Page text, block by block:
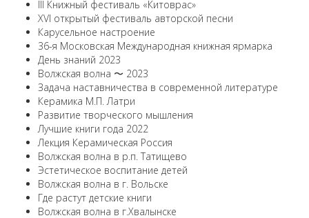
III Книжный фестиваль «Китоврас»
ХVI открытый фестиваль авторской песни
Карусельное настроение
36-я Московская Международная книжная ярмарка
День знаний 2023
Волжская волна 〜 2023
Задача наставничества в современной литературе
Керамика М.П. Латри
Развитие творческого мышления
Лучшие книги года 2022
Лекция Керамическая Россия
Волжская волна в р.п. Татищево
Эстетическое воспитание детей
Волжская волна в г. Вольске
Где растут детские книги
Волжская волна в г.Хвалынске